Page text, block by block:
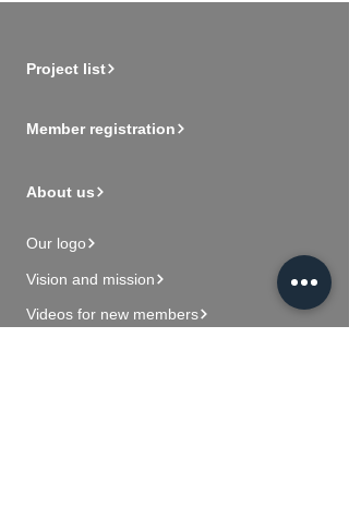
Project list
Member registration
About us
Our logo
Vision and mission
Videos for new members